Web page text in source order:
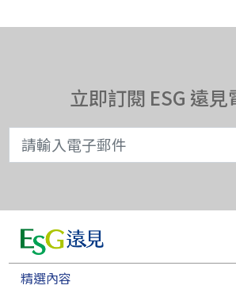
立即訂閱 ESG 遠見
精選內容